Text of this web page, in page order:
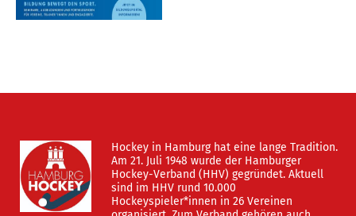
Hockey in Hamburg hat eine lange Tradition.
Am 21. Juli 1948 wurde der Hamburger
Hockey-Verband (HHV) gegründet. Aktuell
sind im HHV rund 10.000
Hockeyspieler*innen in 26 Vereinen